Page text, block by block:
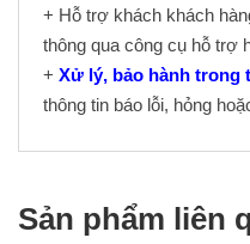
+ Hỗ trợ khách khách
thông qua công cụ hỗ trợ
+ Xử lý, bảo hành trong
thông tin báo lỗi, hỏng
Sản phẩm liên